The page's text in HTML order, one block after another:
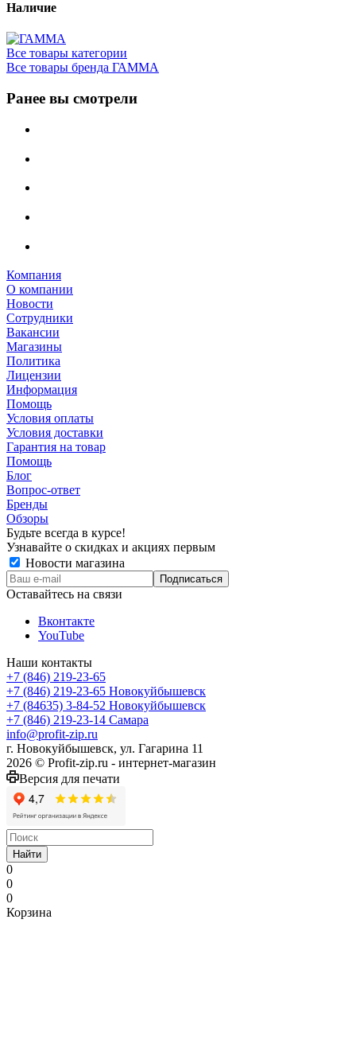
Наличие
Все товары категории
Все товары бренда ГАММА
Ранее вы смотрели
Компания
О компании
Новости
Сотрудники
Вакансии
Магазины
Политика
Лицензии
Информация
Помощь
Условия оплаты
Условия доставки
Гарантия на товар
Помощь
Блог
Вопрос-ответ
Бренды
Обзоры
Будьте всегда в курсе!
Узнавайте о скидках и акциях первым
Новости магазина
Оставайтесь на связи
Вконтакте
YouTube
Наши контакты
+7 (846) 219-23-65
+7 (846) 219-23-65 Новокуйбышевск
+7 (84635) 3-84-52 Новокуйбышевск
+7 (846) 219-23-14 Самара
info@profit-zip.ru
г. Новокуйбышевск, ул. Гагарина 11
2026 © Profit-zip.ru - интернет-магазин
Версия для печати
Найти
0
0
0
Корзина